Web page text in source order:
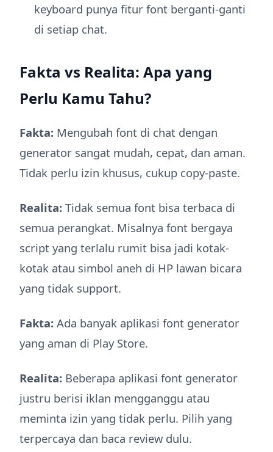
keyboard punya fitur font berganti-ganti
di setiap chat.
Fakta vs Realita: Apa yang
Perlu Kamu Tahu?
Fakta: Mengubah font di chat dengan
generator sangat mudah, cepat, dan aman.
Tidak perlu izin khusus, cukup copy-paste.
Realita: Tidak semua font bisa terbaca di
semua perangkat. Misalnya font bergaya
script yang terlalu rumit bisa jadi kotak-
kotak atau simbol aneh di HP lawan bicara
yang tidak support.
Fakta: Ada banyak aplikasi font generator
yang aman di Play Store.
Realita: Beberapa aplikasi font generator
justru berisi iklan mengganggu atau
meminta izin yang tidak perlu. Pilih yang
terpercaya dan baca review dulu.